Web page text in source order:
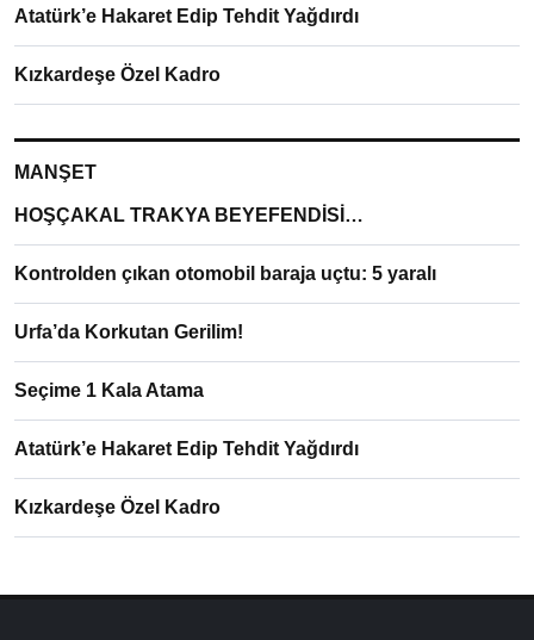
Atatürk’e Hakaret Edip Tehdit Yağdırdı
Kızkardeşe Özel Kadro
MANŞET
HOŞÇAKAL TRAKYA BEYEFENDİSİ…
Kontrolden çıkan otomobil baraja uçtu: 5 yaralı
Urfa’da Korkutan Gerilim!
Seçime 1 Kala Atama
Atatürk’e Hakaret Edip Tehdit Yağdırdı
Kızkardeşe Özel Kadro